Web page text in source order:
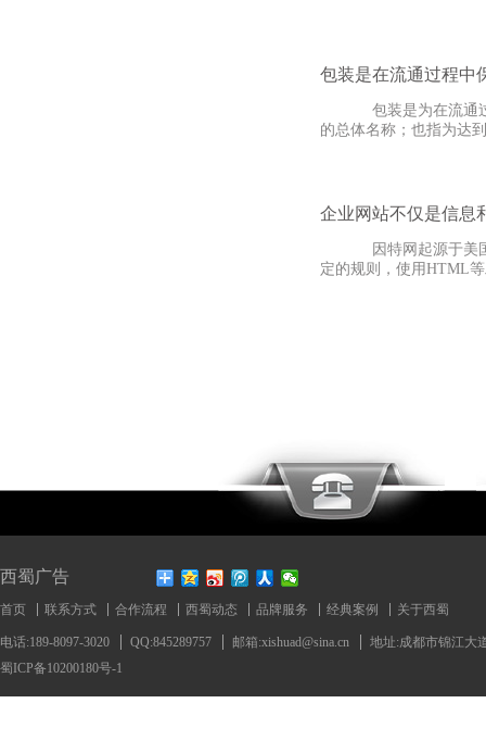
包装是在流通过程中
包装是为在流通过程
的总体名称；也指为达
企业网站不仅是信息
因特网起源于美国国
定的规则，使用HTML
西蜀广告
首页 联系方式 合作流程 西蜀动态 品牌服务 经典案例 关于西蜀
电话:189-8097-3020 QQ:845289757 邮箱:xishuad@sina.cn
地址:成都市锦江大
蜀ICP备10200180号-1